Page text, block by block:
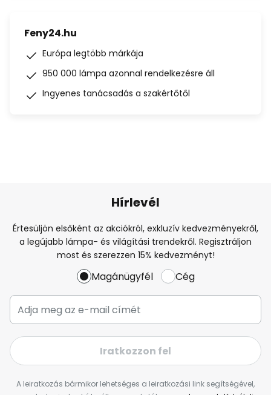
Feny24.hu
Európa legtöbb márkája
950 000 lámpa azonnal rendelkezésre áll
Ingyenes tanácsadás a szakértőtől
Hírlevél
Értesüljön elsőként az akciókról, exkluzív kedvezményekről,
a legújabb lámpa- és világítási trendekről. Regisztráljon
most és szerezzen 15% kedvezményt!
Magánügyfél Cég
Iratkozzon fel
A leiratkozás bármikor lehetséges a leiratkozási link segítségével,